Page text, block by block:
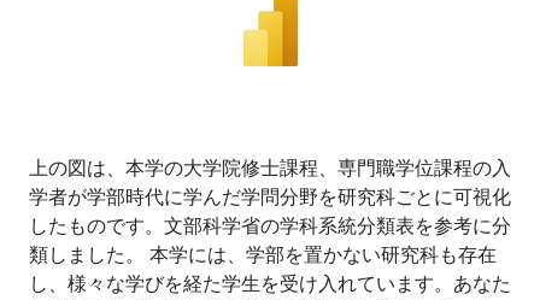
上の図は、本学の大学院修士課程、専門職学位課程の入
学者が学部時代に学んだ学問分野を研究科ごとに可視化
したものです。文部科学省の学科系統分類表を参考に分
類しました。 本学には、学部を置かない研究科も存在
し、様々な学びを経た学生を受け入れています。あなた